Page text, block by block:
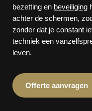
bezetting en beveiliging
achter de schermen,
zonder dat je constant
techniek een
leven.
Offerte aanvragen